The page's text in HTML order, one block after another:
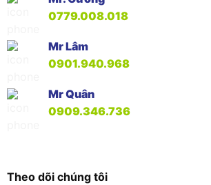
0779.008.018
Mr Lâm
0901.940.968
Mr Quân
0909.346.736
Theo dõi chúng tôi